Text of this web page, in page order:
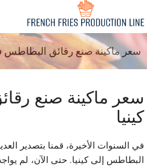
سعر ماكينة صنع رقائق البطاطس
ماكينة صنع
السنوات الأخيرة، قمنا بتصدير
إلى كينيا. حتى الآن، لم